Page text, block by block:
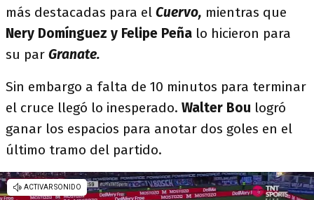
más destacadas para el Cuervo, mientras que
Nery Domínguez y Felipe Peña lo hicieron para
su par Granate.
Sin embargo a falta de 10 minutos para terminar
el cruce llegó lo inesperado. Walter Bou logró
ganar los espacios para anotar dos goles en el
último tramo del partido.